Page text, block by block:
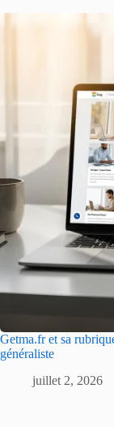
Getma.fr et sa
généraliste
juillet 2, 2026